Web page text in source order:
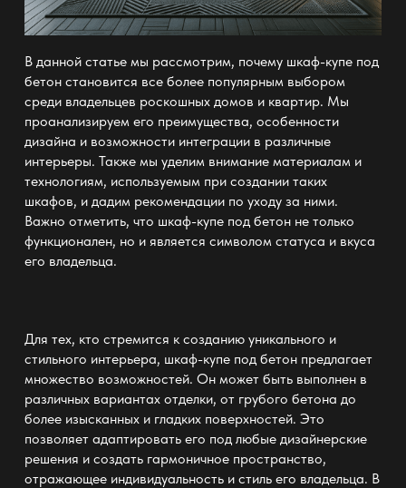
В данной статье мы рассмотрим, почему шкаф-купе под
бетон становится все более популярным выбором
среди владельцев роскошных домов и квартир. Мы
проанализируем его преимущества, особенности
дизайна и возможности интеграции в различные
интерьеры. Также мы уделим внимание материалам и
технологиям, используемым при создании таких
шкафов, и дадим рекомендации по уходу за ними.
Важно отметить, что шкаф-купе под бетон не только
функционален, но и является символом статуса и вкуса
его владельца.
Для тех, кто стремится к созданию уникального и
стильного интерьера, шкаф-купе под бетон предлагает
множество возможностей. Он может быть выполнен в
различных вариантах отделки, от грубого бетона до
более изысканных и гладких поверхностей. Это
позволяет адаптировать его под любые дизайнерские
решения и создать гармоничное пространство,
отражающее индивидуальность и стиль его владельца. В